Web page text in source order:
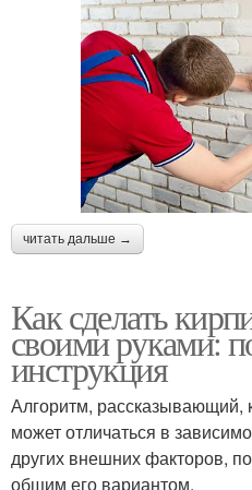
читать дальше →
Как сделать
своими руками:
инструкция
Алгоритм, рассказывающий,
может отличаться в
других внешних факторов,
общим его вариантом.